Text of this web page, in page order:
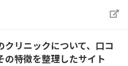
クリニックについて、口コ
の特徴を整理したサイト